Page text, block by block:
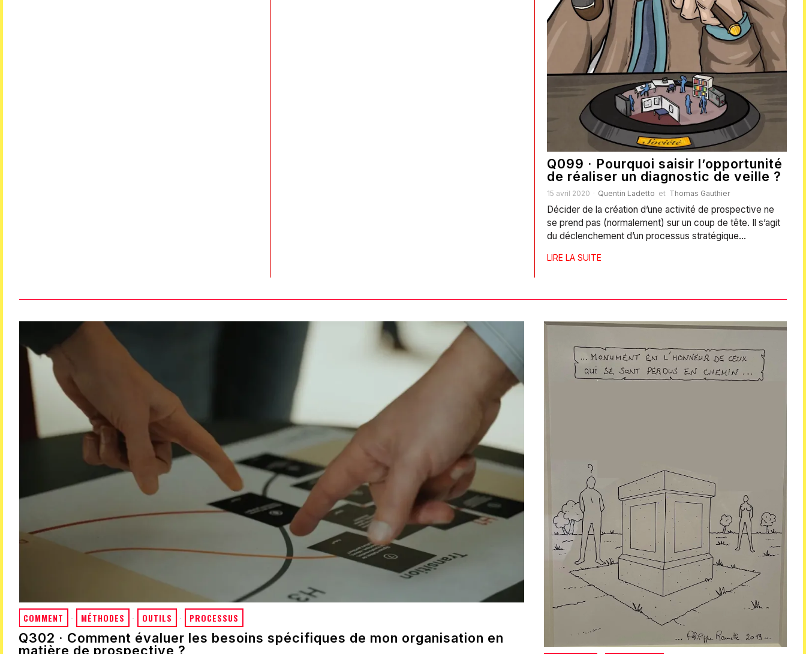
Q099 · Pourquoi saisir l’opportunité
de réaliser un diagnostic de veille ?
15 avril 2020 Quentin Ladetto et Thomas Gauthier
Décider de la création d’une activité de prospective ne
se prend pas (normalement) sur un coup de tête. Il s’agit
du déclenchement d’un processus stratégique…
LIRE LA SUITE
COMMENT · MÉTHODES · OUTILS · PROCESSUS
Q302 · Comment évaluer les besoins spécifiques de mon organisation en
matière de prospective ?